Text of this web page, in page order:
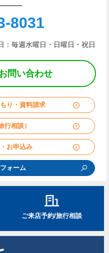
8031
毎週水曜日・日曜日・祝日
問い合わせ
り・資料請求
行相談）
お申込み
ォーム
ご来店予約/旅行相談